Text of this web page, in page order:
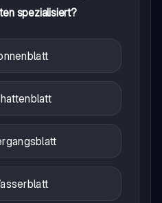
spezialisiert?